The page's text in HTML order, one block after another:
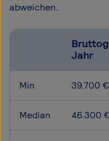
abweichen.
Jahr
Min 39.700 €
Median 46.300